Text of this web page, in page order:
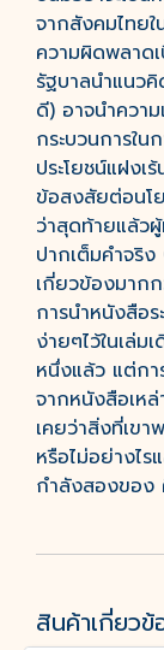
จากสังคมไทย
ความผิดพลาด
รัฐบาลนำแนวคิ
ดี) อาจนำควา
กระบวนการใน
ประโยชน์แฝง
ข้อสงสัยต่อนโ
ว่าสุดท้ายแล้วผู้
ปากเต็มคำจริ
เกี่ยวข้องมาก
การนำหนังสือ
ง่ายๆไว้ในเล่
หนึ่งแล้ว แต่กา
จากหนังสือเห
เคยว่าสิ่งที่เขา
หรือไม่อย่างไร
กำลังสองของ
สินค้าเกี่ยวข้